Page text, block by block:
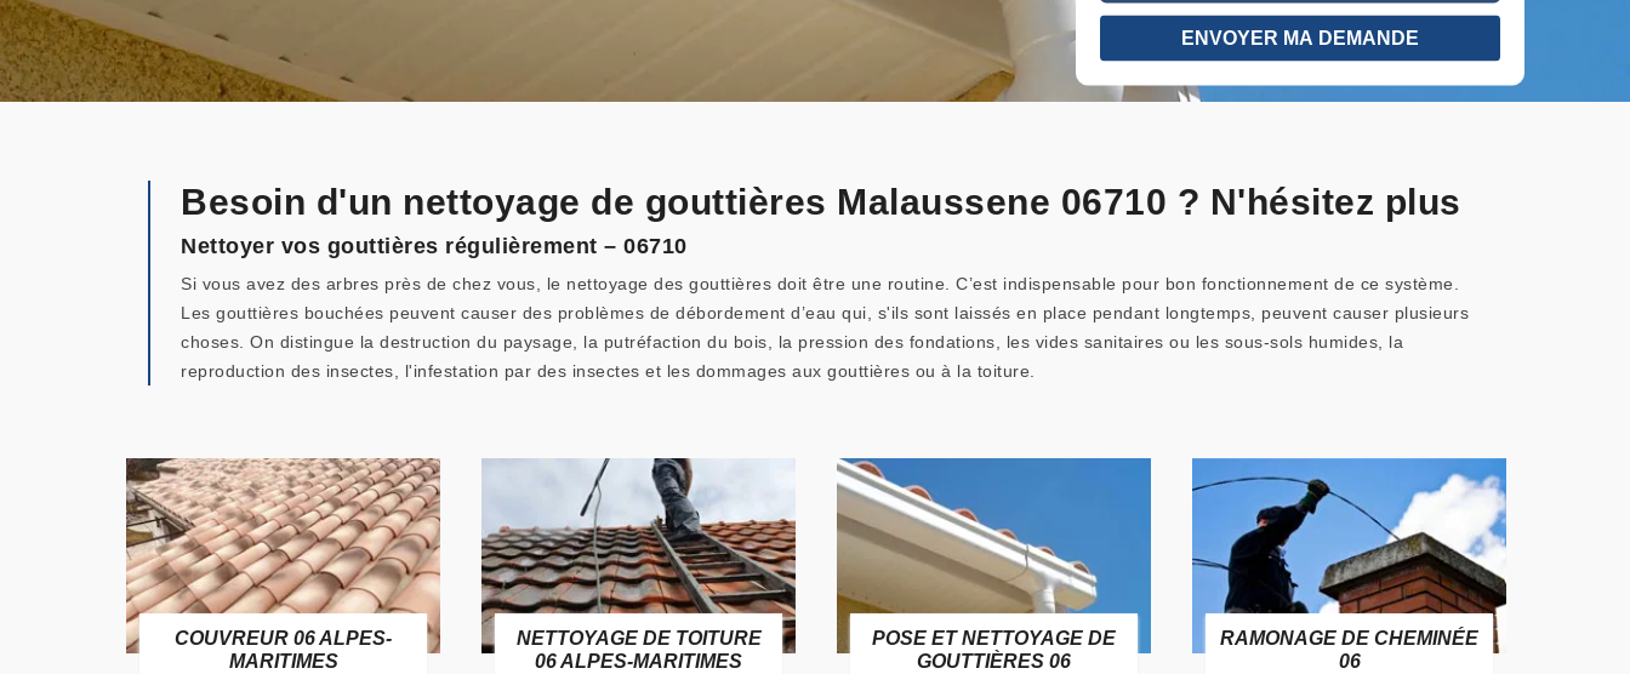
Besoin d'un nettoyage de gouttières Malaussene 06710 ? N'hésitez plus
Nettoyer vos gouttières régulièrement – 06710
Si vous avez des arbres près de chez vous, le nettoyage des gouttières doit être une routine. C’est indispensable pour bon fonctionnement de ce système.
Les gouttières bouchées peuvent causer des problèmes de débordement d’eau qui, s'ils sont laissés en place pendant longtemps, peuvent causer plusieurs
choses. On distingue la destruction du paysage, la putréfaction du bois, la pression des fondations, les vides sanitaires ou les sous-sols humides, la
reproduction des insectes, l'infestation par des insectes et les dommages aux gouttières ou à la toiture.
COUVREUR 06 ALPES-
MARITIMES
NETTOYAGE DE TOITURE
06 ALPES-MARITIMES
POSE ET NETTOYAGE DE
GOUTTIÈRES 06
RAMONAGE DE CHEMINÉE
06